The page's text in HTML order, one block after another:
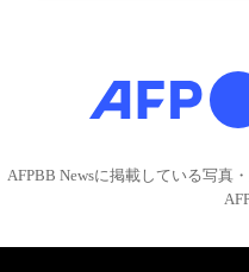
AFPBB Newsに掲載している写真